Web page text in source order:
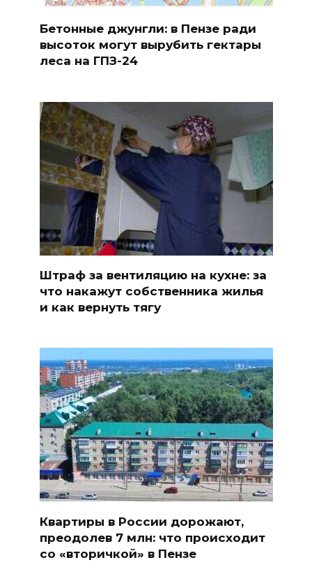
Бетонные джунгли: в Пензе ради
высоток могут вырубить гектары
леса на ГПЗ-24
Штраф за вентиляцию на кухне: за
что накажут собственника жилья
и как вернуть тягу
Квартиры в России дорожают,
преодолев 7 млн: что происходит
со «вторичкой» в Пензе